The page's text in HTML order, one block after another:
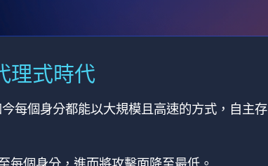
理式時代
每個身分都能以大規模且高速的方式，自主存